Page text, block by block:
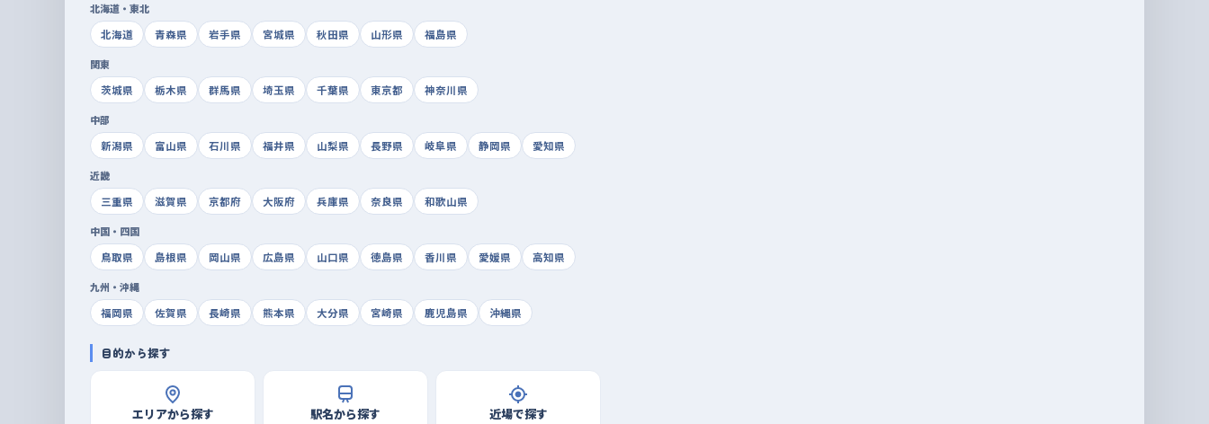
北海道・東北
北海道
青森県 岩手県 宮城県 秋田県 山形県 福島県
関東
茨城県
栃木県 群馬県 埼玉県 千葉県 東京都 神奈川県
中部
新潟県
富山県 石川県 福井県 山梨県 長野県 岐阜県 静岡県 愛知県
近畿
三重県
滋賀県 京都府 大阪府 兵庫県 奈良県 和歌山県
中国・四国
鳥取県
島根県 岡山県 広島県 山口県 徳島県 香川県 愛媛県 高知県
九州・沖縄
福岡県
佐賀県 長崎県 熊本県 大分県 宮崎県 鹿児島県 沖縄県
目的から探す
エリアから探す 駅名から探す 近場で探す